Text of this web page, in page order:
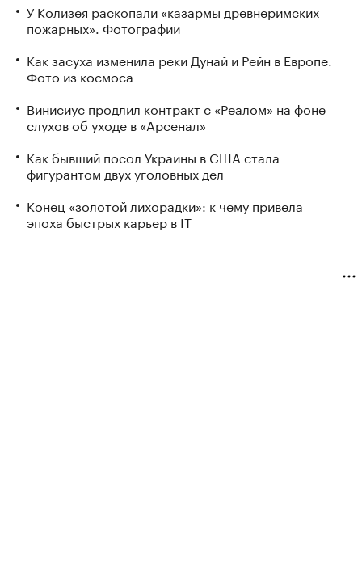
У Колизея раскопали «казармы древнеримских
пожарных». Фотографии
Как засуха изменила реки Дунай и Рейн в Европе.
Фото из космоса
Винисиус продлил контракт с «Реалом» на фоне
слухов об уходе в «Арсенал»
Как бывший посол Украины в США стала
фигурантом двух уголовных дел
Конец «золотой лихорадки»: к чему привела
эпоха быстрых карьер в IT